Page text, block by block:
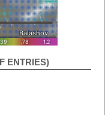
ENTRIES)